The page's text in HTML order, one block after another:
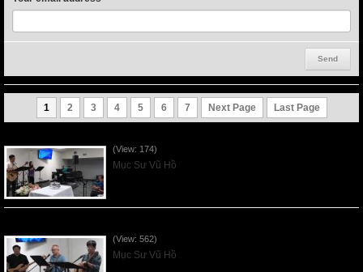
1 2 3 4 5 6 7 Next Page Last Page
(View: 174)
Mục Sư Vũ Hồ
(View: 562)
Mục Sư Vũ Hồ